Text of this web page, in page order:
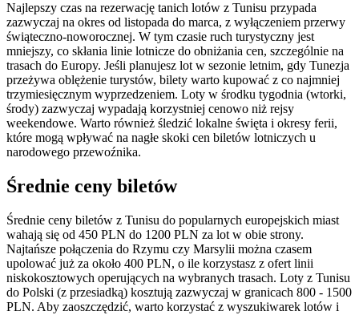
Najlepszy czas na rezerwację tanich lotów z Tunisu przypada
zazwyczaj na okres od listopada do marca, z wyłączeniem przerwy
świąteczno-noworocznej. W tym czasie ruch turystyczny jest
mniejszy, co skłania linie lotnicze do obniżania cen, szczególnie na
trasach do Europy. Jeśli planujesz lot w sezonie letnim, gdy Tunezja
przeżywa oblężenie turystów, bilety warto kupować z co najmniej
trzymiesięcznym wyprzedzeniem. Loty w środku tygodnia (wtorki,
środy) zazwyczaj wypadają korzystniej cenowo niż rejsy
weekendowe. Warto również śledzić lokalne święta i okresy ferii,
które mogą wpływać na nagłe skoki cen biletów lotniczych u
narodowego przewoźnika.
Średnie ceny biletów
Średnie ceny biletów z Tunisu do popularnych europejskich miast
wahają się od 450 PLN do 1200 PLN za lot w obie strony.
Najtańsze połączenia do Rzymu czy Marsylii można czasem
upolować już za około 400 PLN, o ile korzystasz z ofert linii
niskokosztowych operujących na wybranych trasach. Loty z Tunisu
do Polski (z przesiadką) kosztują zazwyczaj w granicach 800 - 1500
PLN. Aby zaoszczędzić, warto korzystać z wyszukiwarek lotów i